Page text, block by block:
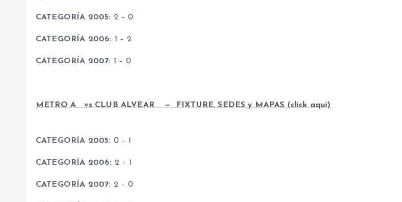
CATEGORÍA 2005: 2 – 0
CATEGORÍA 2006: 1 – 2
CATEGORÍA 2007: 1 – 0
METRO A vs CLUB ALVEAR — FIXTURE, SEDES y MAPAS (click aqui)
CATEGORÍA 2005: 0 – 1
CATEGORÍA 2006: 2 – 1
CATEGORÍA 2007: 2 – 0